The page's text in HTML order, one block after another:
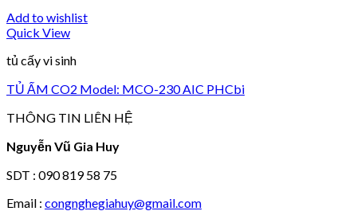
Add to wishlist
Quick View
tủ cấy vi sinh
TỦ ẤM CO2 Model: MCO-230 AIC PHCbi
THÔNG TIN LIÊN HỆ
Nguyễn Vũ Gia Huy
SDT : 090 819 58 75
Email : congnghegiahuy@gmail.com